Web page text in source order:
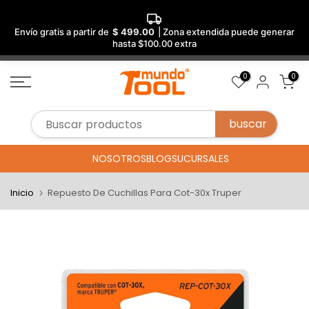
Envío gratis a partir de $ 499.00
| Zona extendida puede generar
hasta $100.00 extra
Saltar
al
0 0
NOSOTROSBLOGSUCURSALES
Inicio Repuesto De Cuchillas Para Cot-30x Truper